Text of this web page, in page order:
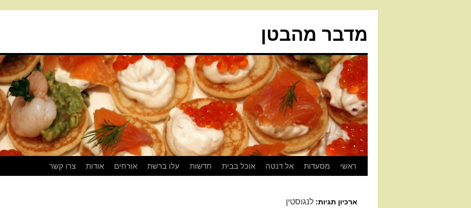
מדבר מהבטן
ראשי מסעדות אל דנטה אוכל בבית חדשות עלו ברשת אורחים אודות צרו קשר
ארכיון תגיות: לנגוסטין